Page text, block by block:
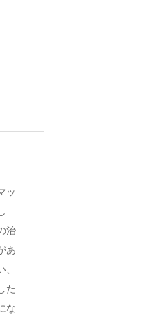
ッ
治
あ
た
な